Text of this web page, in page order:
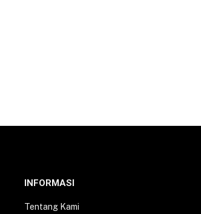
INFORMASI
Tentang Kami